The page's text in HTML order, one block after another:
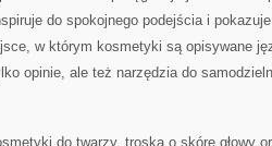
do spokojnego podejścia i
w którym kosmetyki są opisywane
opinie, ale też narzędzia do
do twarzy, troska o skórę głowy